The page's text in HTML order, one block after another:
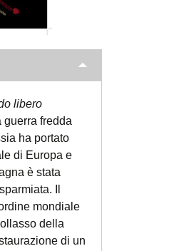
libero
guerra fredda
ha portato
di Europa e
è stata
Il
mondiale
della
di un